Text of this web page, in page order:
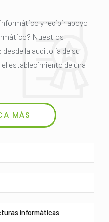
y recibir apoyo
Nuestros
la auditoría de su
establecimiento de una
MÁS
informáticas